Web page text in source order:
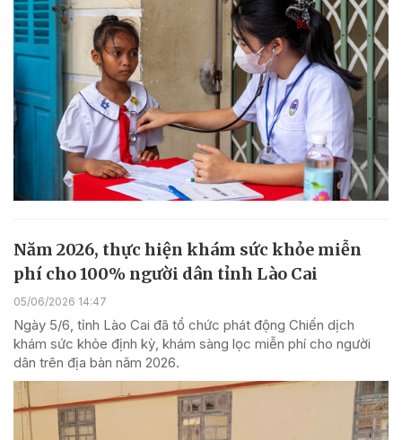
Năm 2026, thực hiện khám sức khỏe miễn
phí cho 100% người dân tỉnh Lào Cai
05/06/2026 14:47
Ngày 5/6, tỉnh Lào Cai đã tổ chức phát động Chiến dịch
khám sức khỏe định kỳ, khám sàng lọc miễn phí cho người
dân trên địa bàn năm 2026.